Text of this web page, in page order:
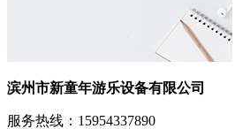
滨州市新童年游乐设备有限公司
服务热线：15954337890